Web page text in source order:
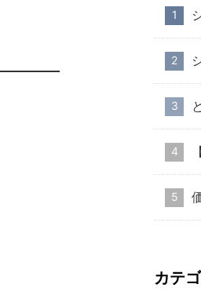
カテ